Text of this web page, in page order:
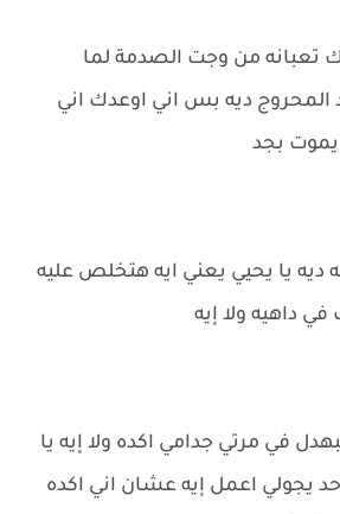
تعبانه من وجت الصدمة لما
المحروج ديه بس اني اوعدك اني
بجد
ديه يا يحيي يعني ايه هتخلص عليه
داهيه ولا إيه
في مرتي جدامي اكده ولا إيه يا
يجولي اعمل إيه عشان اني اكده